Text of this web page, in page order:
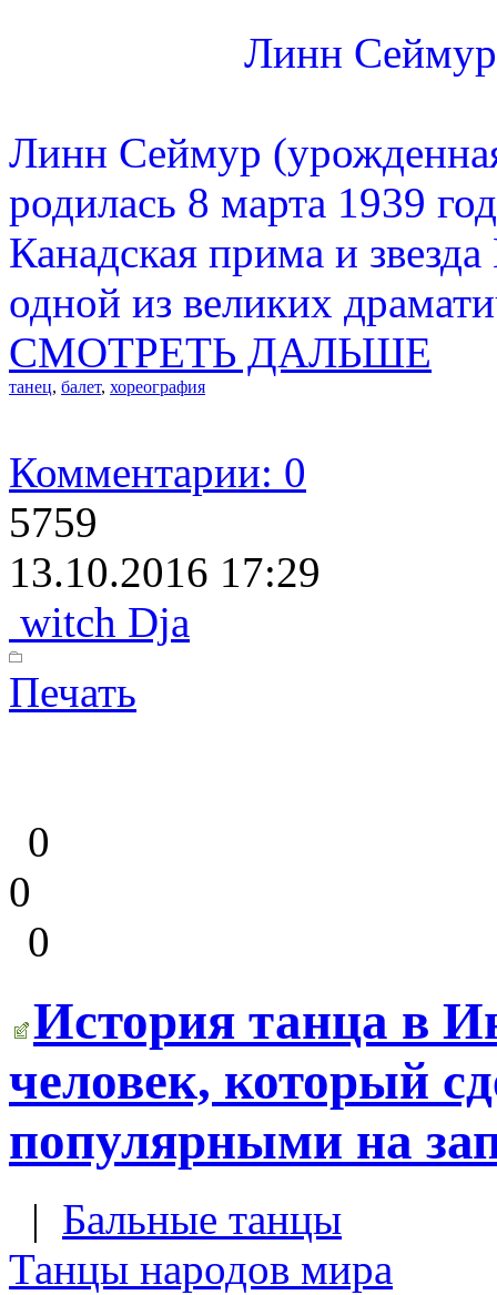
Линн
Линн Сеймур
родилась 8 марта 1939
Канадская прима и звезда
одной из великих
СМОТРЕТЬ ДАЛЬШЕ
танец, балет, хореография
Комментарии: 0
5759
13.10.2016 17:29
witch Dja
Печать
0
0
0
История танца в
человек, который
популярными на
| Бальные танцы
Танцы народов мира